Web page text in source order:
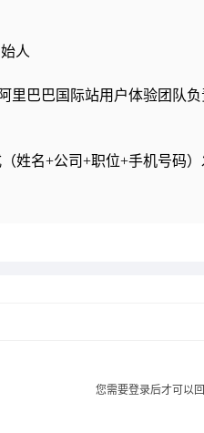
人
里巴巴国际站用户体验团队负
姓名+公司+职位+手机号码
您需要登录后才可以